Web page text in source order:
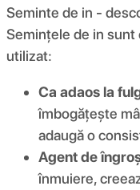
Seminte de in -
Semințele de in sunt
utilizat:
Ca adaos la
îmbogățește
adaugă o
Agent de
înmuiere,